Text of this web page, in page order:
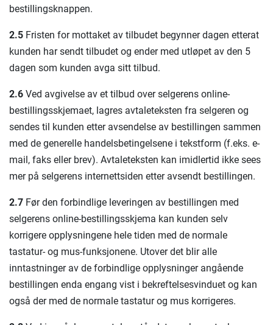
bestillingsknappen.
2.5 Fristen for mottaket av tilbudet begynner dagen etterat
kunden har sendt tilbudet og ender med utløpet av den 5
dagen som kunden avga sitt tilbud.
2.6 Ved avgivelse av et tilbud over selgerens online-
bestillingsskjemaet, lagres avtaleteksten fra selgeren og
sendes til kunden etter avsendelse av bestillingen sammen
med de generelle handelsbetingelsene i tekstform (f.eks. e-
mail, faks eller brev). Avtaleteksten kan imidlertid ikke sees
mer på selgerens internettsiden etter avsendt bestillingen.
2.7 Før den forbindlige leveringen av bestillingen med
selgerens online-bestillingsskjema kan kunden selv
korrigere opplysningene hele tiden med de normale
tastatur- og mus-funksjonene. Utover det blir alle
inntastninger av de forbindlige opplysninger angående
bestillingen enda engang vist i bekreftelsesvinduet og kan
også der med de normale tastatur og mus korrigeres.